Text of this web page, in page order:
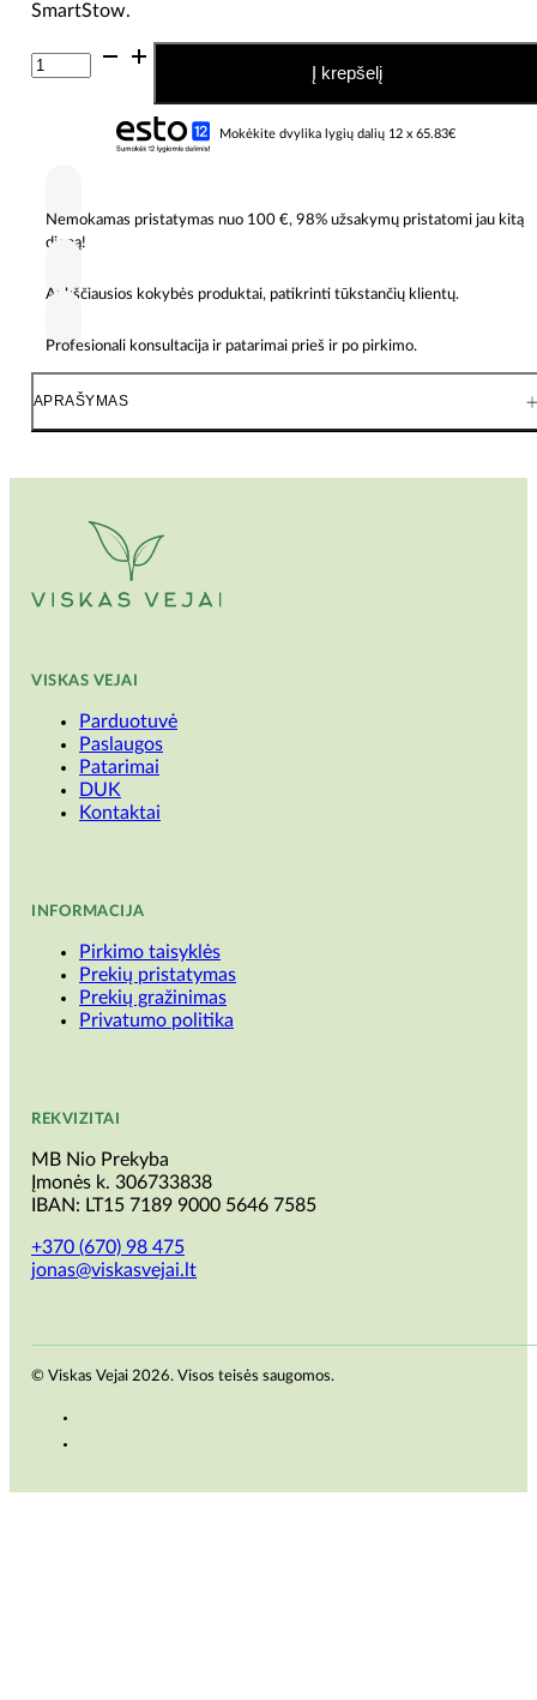
SmartStow.
produkto
kiekis:
cm
SmartStow
savaeigė
su
163cc
varikliu
Į krepšelį
Mokėkite dvylika lygių dalių 12 x 65.83€
Nemokamas pristatymas nuo 100 €, 98% užsakymų pristatomi jau kitą
dieną!
Aukščiausios kokybės produktai, patikrinti tūkstančių klientų.
Profesionali konsultacija ir patarimai prieš ir po pirkimo.
APRAŠYMAS
VISKAS VEJAI
Parduotuvė
Paslaugos
Patarimai
DUK
Kontaktai
INFORMACIJA
Pirkimo taisyklės
Prekių pristatymas
Prekių gražinimas
Privatumo politika
REKVIZITAI
MB Nio Prekyba
Įmonės k. 306733838
IBAN: LT15 7189 9000 5646 7585
+370 (670) 98 475
jonas@viskasvejai.lt
© Viskas Vejai 2026. Visos teisės saugomos.